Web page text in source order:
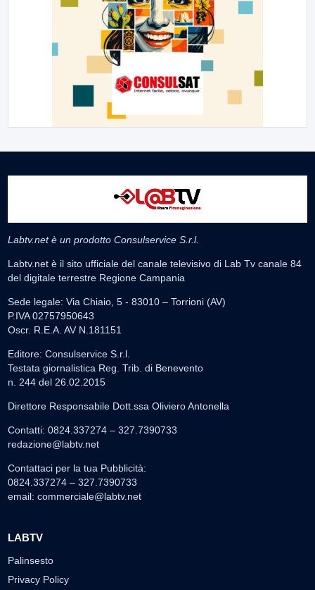
Labtv.net è un prodotto Consulservice S.r.l.
Labtv.net è il sito ufficiale del canale televisivo di Lab Tv canale 84
del digitale terrestre Regione Campania
Sede legale: Via Chiaio, 5 - 83010 – Torrioni (AV)
P.IVA 02757950643
Oscr. R.E.A. AV N.181151
Editore: Consulservice S.r.l.
Testata giornalistica Reg. Trib. di Benevento
n. 244 del 26.02.2015
Direttore Responsabile Dott.ssa Oliviero Antonella
Contatti: 0824.337274 – 327.7390733
redazione@labtv.net
Contattaci per la tua Pubblicità:
0824.337274 – 327.7390733
email: commerciale@labtv.net
LABTV
Palinsesto
Privacy Policy